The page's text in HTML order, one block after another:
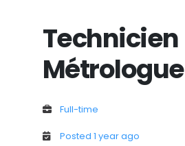
Technicien
Métrologue
Full-time
Posted 1 year ago